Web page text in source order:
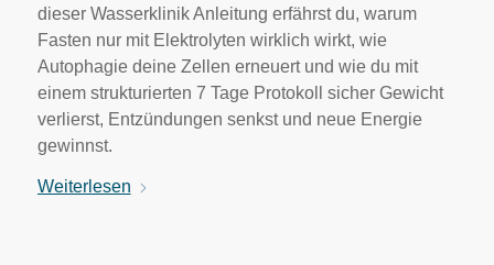
dieser Wasserklinik Anleitung erfährst du, warum
Fasten nur mit Elektrolyten wirklich wirkt, wie
Autophagie deine Zellen erneuert und wie du mit
einem strukturierten 7 Tage Protokoll sicher Gewicht
verlierst, Entzündungen senkst und neue Energie
gewinnst.
Weiterlesen